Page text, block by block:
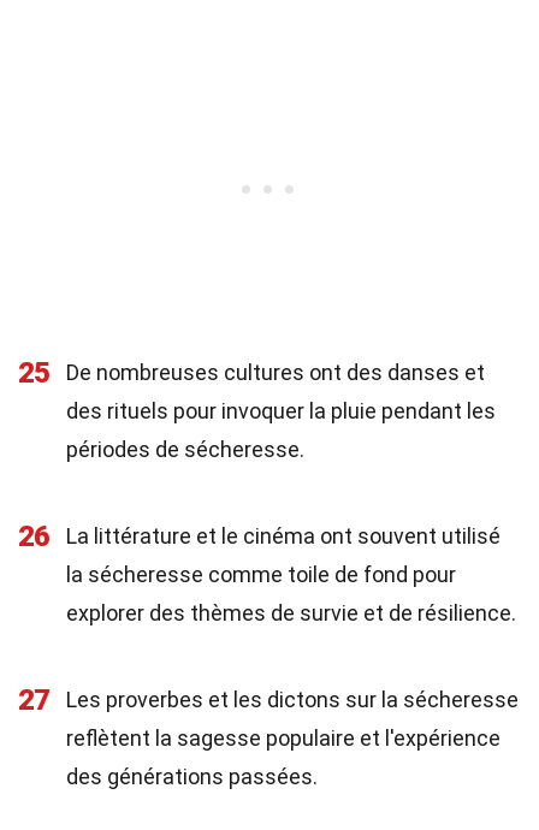
25
De nombreuses cultures ont des danses et
des rituels pour invoquer la pluie pendant les
périodes de sécheresse.
26
La littérature et le cinéma ont souvent utilisé
la sécheresse comme toile de fond pour
explorer des thèmes de survie et de résilience.
27
Les proverbes et les dictons sur la sécheresse
reflètent la sagesse populaire et l'expérience
des générations passées.